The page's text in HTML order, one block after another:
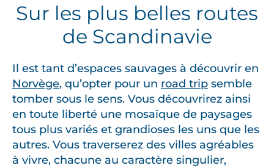
Sur les plus belles routes
de Scandinavie
Il est tant d’espaces sauvages à découvrir en
Norvège, qu’opter pour un road trip semble
tomber sous le sens. Vous découvrirez ainsi
en toute liberté une mosaïque de paysages
tous plus variés et grandioses les uns que les
autres. Vous traverserez des villes agréables
à vivre, chacune au caractère singulier,